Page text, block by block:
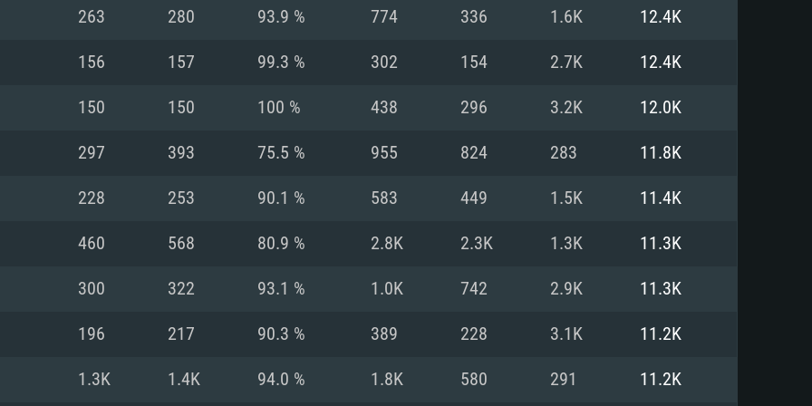
11: AMD
660. La
le jeu est de
Recommandée
Carte graphique supportant DirectX 11 ou plus et
drivers: Nvidia GeForce 1060 et plus, Radeon RX
570 et plus.
Connection: Connexion Internet à haut débit
supportés)
(Mac), ou
minimale
Recommandée
ne sont pas supportés)
Mémoire: 8 GB
Carte graphique: Radeon Vega II ou plus avec
support de Metal
Connection: Connexion Internet à haut débit
les derniers
pour AMD
Recommandée
Carte graphique: NVIDIA 1060 avec les derniers
drivers (moins de 6 mois) / de même pour AMD
(Radeon RX 570) avec les derniers drivers de
263 280 93.9 % 774 336 1.6K 12.4K
156 157 99.3 % 302 154 2.7K 12.4K
150 150 100 % 438 296 3.2K 12.0K
297 393 75.5 % 955 824 283 11.8K
228 253 90.1 % 583 449 1.5K 11.4K
460 568 80.9 % 2.8K 2.3K 1.3K 11.3K
300 322 93.1 % 1.0K 742 2.9K 11.3K
196 217 90.3 % 389 228 3.1K 11.2K
1.3K 1.4K 94.0 % 1.8K 580 291 11.2K